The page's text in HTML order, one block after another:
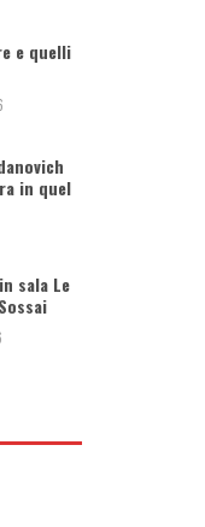
e quelli
in quel
sala Le